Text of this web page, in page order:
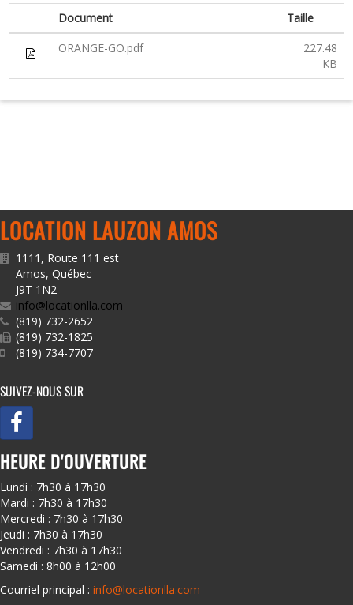
Document
Taille
ORANGE-GO.pdf
227.48
KB
LOCATION LAUZON AMOS
1111, Route 111 est
Amos, Québec
J9T 1N2
info@locationlla.com
(819) 732-2652
(819) 732-1825
(819) 734-7707
SUIVEZ-NOUS SUR
HEURE D'OUVERTURE
Lundi : 7h30 à 17h30
Mardi : 7h30 à 17h30
Mercredi : 7h30 à 17h30
Jeudi : 7h30 à 17h30
Vendredi : 7h30 à 17h30
Samedi : 8h00 à 12h00
Courriel principal : info@locationlla.com